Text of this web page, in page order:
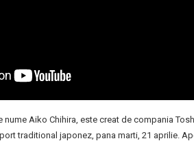
Aiko Chihira, este creat de compania
traditional japonez, pana marti, 21 aprilie.